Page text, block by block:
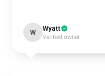
W Wyatt
Verified owner